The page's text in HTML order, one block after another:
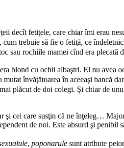
decît fetiţele, care chiar îmi erau
trebuie să fie o fetiţă, ce
sau rochiile mamei cînd era plecată
blond cu ochii albaştri. El nu avea
mutat învăţătoarea în aceeaşi bancă
plăcut de doi colegi. Şi chiar de
şi cei care susţin că ne înţeleg…
de noi. Este absurd şi
, poponarule sunt atribute